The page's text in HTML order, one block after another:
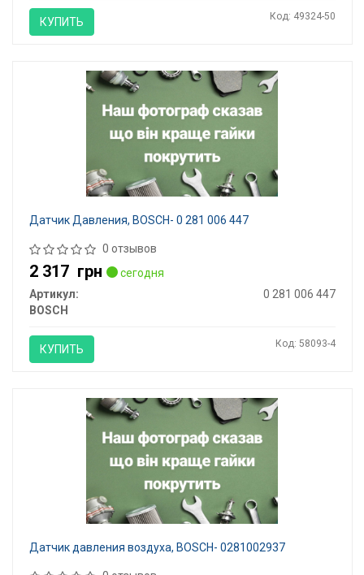
КУПИТЬ Код: 49324-50
Датчик Давления, BOSCH- 0 281 006 447
0 отзывов
2 317 грн
сегодня
Артикул:
0 281 006 447
BOSCH
КУПИТЬ Код: 58093-4
Датчик давления воздуха, BOSCH- 0281002937